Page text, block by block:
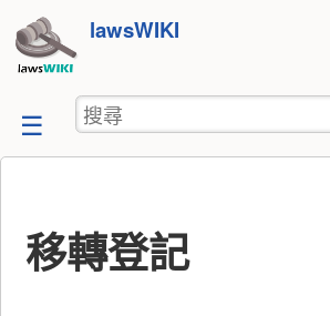
跳
至
容
lawsWIKI
搜
尋
移轉登記